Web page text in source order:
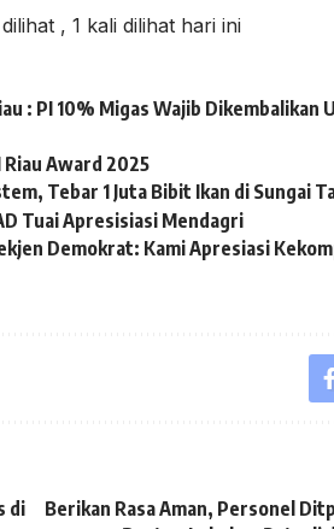
, 1 kali dilihat hari ini
: PI 10% Migas Wajib Dikembalikan
Riau Award 2025
Tebar 1 Juta Bibit Ikan di Sungai
Tuai Apresisiasi Mendagri
Demokrat: Kami Apresiasi
di
Berikan Rasa Aman, Personel